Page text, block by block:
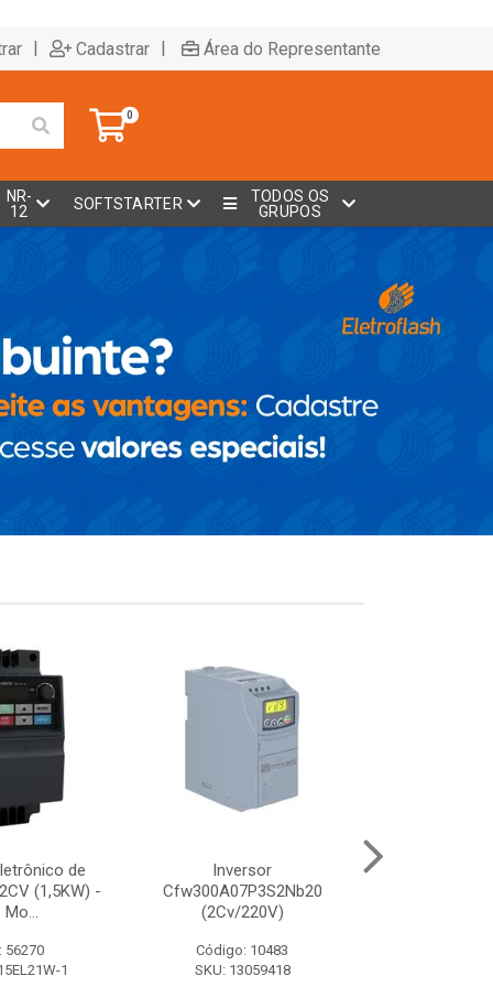
| Cadastrar | Área do Representante
0
NR-
12
SOFTSTARTER
TODOS OS
GRUPOS
de
(1,5KW) -
56270
1
Inversor
Cfw300A07P3S2Nb20
(2Cv/220V)
Código: 10483
SKU: 13059418